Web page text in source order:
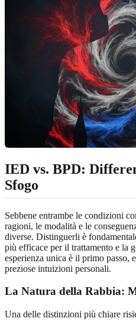
IED vs. BPD:
Sfogo
Sebbene entrambe le condizioni
ragioni, le modalità e le
diverse. Distinguerli è
più efficace per il trattamento e la
esperienza unica è il primo passo,
preziose intuizioni personali.
La Natura della Rabbia:
Una delle distinzioni più chiare